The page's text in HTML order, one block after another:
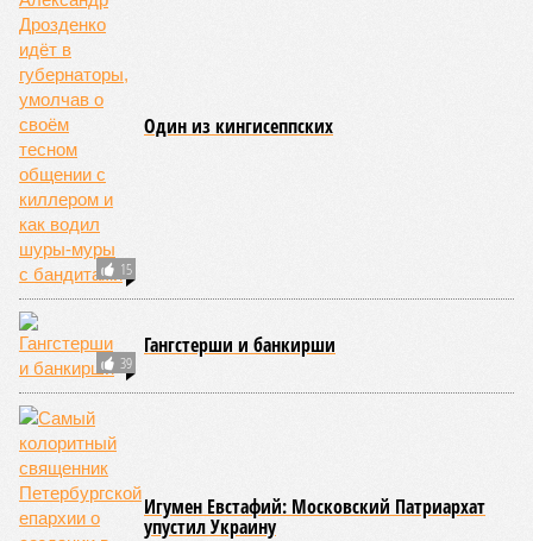
15
Один из кингисеппских
39
Гангстерши и банкирши
Игумен Евстафий: Московский Патриархат
упустил Украину